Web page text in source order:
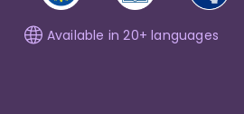
Available in 20+ languages